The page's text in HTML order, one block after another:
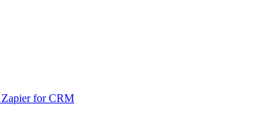
Zapier for CRM